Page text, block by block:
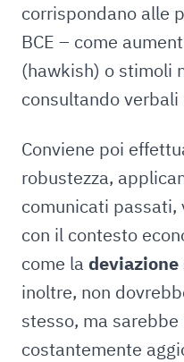
corrispondano alle
BCE – come
(hawkish) o stimoli
consultando verbali
Conviene poi
robustezza,
comunicati passati,
con il contesto
come la
inoltre, non
stesso, ma
costantemente